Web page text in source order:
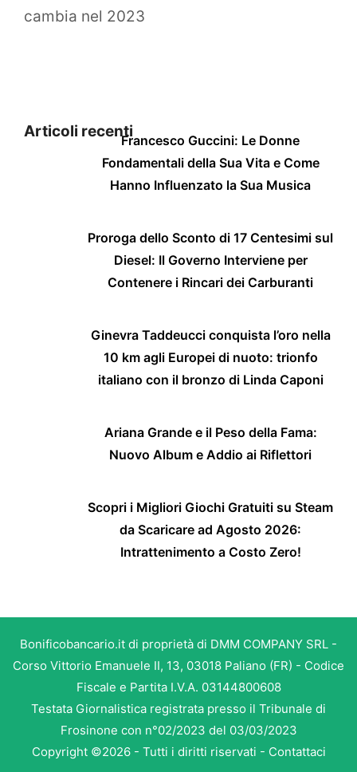
cambia nel 2023
Articoli recentiFrancesco Guccini: Le Donne
Fondamentali della Sua Vita e Come
Hanno Influenzato la Sua Musica
Proroga dello Sconto di 17 Centesimi sul
Diesel: Il Governo Interviene per
Contenere i Rincari dei Carburanti
Ginevra Taddeucci conquista l’oro nella
10 km agli Europei di nuoto: trionfo
italiano con il bronzo di Linda Caponi
Ariana Grande e il Peso della Fama:
Nuovo Album e Addio ai Riflettori
Scopri i Migliori Giochi Gratuiti su Steam
da Scaricare ad Agosto 2026:
Intrattenimento a Costo Zero!
Bonificobancario.it di proprietà di DMM COMPANY SRL -
Corso Vittorio Emanuele II, 13, 03018 Paliano (FR) - Codice
Fiscale e Partita I.V.A. 03144800608
Testata Giornalistica registrata presso il Tribunale di
Frosinone con n°02/2023 del 03/03/2023
Copyright ©2026 - Tutti i diritti riservati - Contattaci